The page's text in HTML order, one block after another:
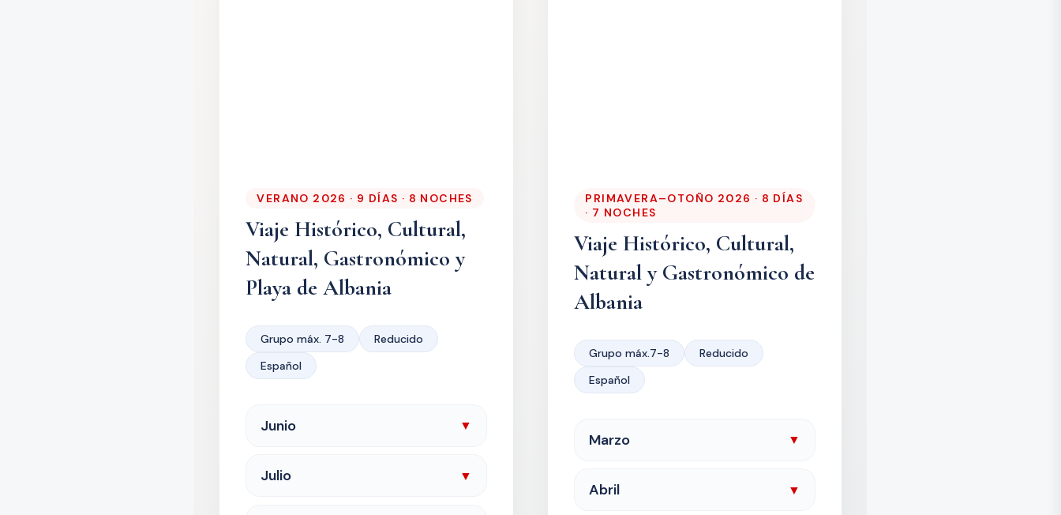
VERANO 2026 · 9 DÍAS · 8 NOCHES
Viaje Histórico, Cultural,
Natural, Gastronómico y
Playa de Albania
Grupo máx. 7-8
Reducido
Español
Junio ▼
Julio ▼
PRIMAVERA–OTOÑO 2026 · 8 DÍAS
· 7 NOCHES
Viaje Histórico, Cultural,
Natural y Gastronómico de
Albania
Grupo máx.7-8
Reducido
Español
Marzo ▼
Abril ▼